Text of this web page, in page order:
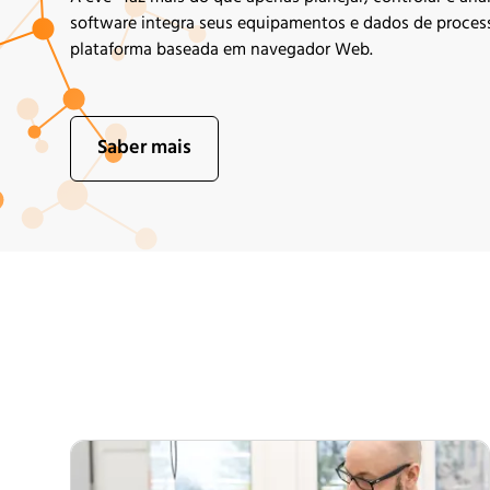
software integra seus equipamentos e dados de
plataforma baseadaem navegador Web.
Saber mais